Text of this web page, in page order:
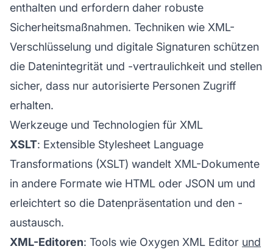
enthalten und erfordern daher robuste
Sicherheitsmaßnahmen. Techniken wie XML-
Verschlüsselung und digitale Signaturen schützen
die Datenintegrität und -vertraulichkeit und stellen
sicher, dass nur autorisierte Personen Zugriff
erhalten.
Werkzeuge und Technologien für XML
XSLT: Extensible Stylesheet Language
Transformations (XSLT) wandelt XML-Dokumente
in andere Formate wie HTML oder JSON um und
erleichtert so die Datenpräsentation und den -
austausch.
XML-Editoren: Tools wie Oxygen XML Editor und